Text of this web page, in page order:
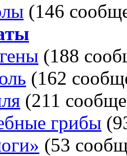
(146
(188
(162
(211
грибы
(53